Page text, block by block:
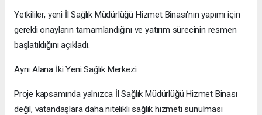
Yetkililer, yeni İl Sağlık Müdürlüğü Hizmet Binası'nın yapımı için
gerekli onayların tamamlandığını ve yatırım sürecinin resmen
başlatıldığını açıkladı.
Aynı Alana İki Yeni Sağlık Merkezi
Proje kapsamında yalnızca İl Sağlık Müdürlüğü Hizmet Binası
değil, vatandaşlara daha nitelikli sağlık hizmeti sunulması